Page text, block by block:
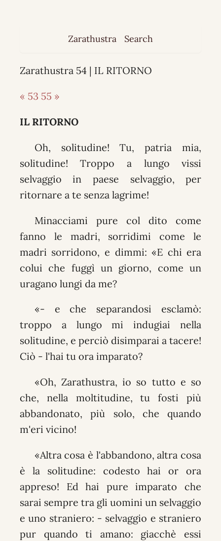
Zarathustra Search
Zarathustra 54 | IL RITORNO
« 53 55 »
IL RITORNO
Oh, solitudine! Tu, patria mia,
solitudine! Troppo a lungo vissi
selvaggio in paese selvaggio, per
ritornare a te senza lagrime!
Minacciami pure col dito come
fanno le madri, sorridimi come le
madri sorridono, e dimmi: «E chi era
colui che fuggì un giorno, come un
uragano lungi da me?
«- e che separandosi esclamò:
troppo a lungo mi indugiai nella
solitudine, e perciò disimparai a tacere!
Ciò - l'hai tu ora imparato?
«Oh, Zarathustra, io so tutto e so
che, nella moltitudine, tu fosti più
abbandonato, più solo, che quando
m'eri vicino!
«Altra cosa è l'abbandono, altra cosa
è la solitudine: codesto hai or ora
appreso! Ed hai pure imparato che
sarai sempre tra gli uomini un selvaggio
e uno straniero: - selvaggio e straniero
pur quando ti amano: giacchè essi